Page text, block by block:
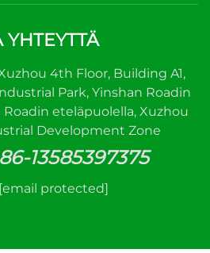
YHTEYTTÄ
4th Floor, Building A1,
Park, Yinshan Roadin
eteläpuolella, Xuzhou
Development Zone
13585397375
[email protected]